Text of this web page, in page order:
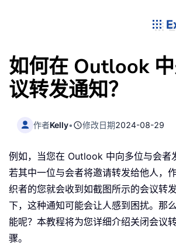
如何在 Outlook
议转发通知？
作者Kelly• 修改日期2024-08-29
例如，当您在 Outlook 中向多位与会者
若其中一位与会者将邀请转发给他人，
织者的您就会收到如截图所示的会议转
下，这种通知可能会让人感到困扰。那
能呢？本教程将为您详细介绍关闭会议
骤。